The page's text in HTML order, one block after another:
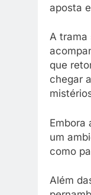
aposta
A trama
que
chegar
Embora
um
como
Além